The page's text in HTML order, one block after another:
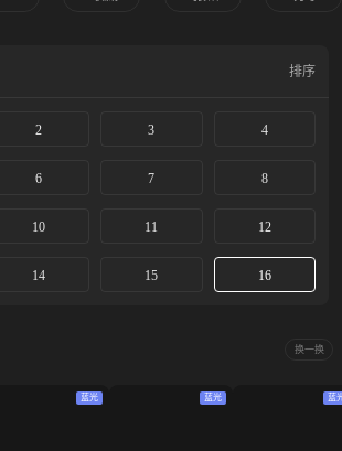
排序
2 3 4
6 7 8
10 11 12
14 15 16
换一换
蓝光 蓝光 蓝